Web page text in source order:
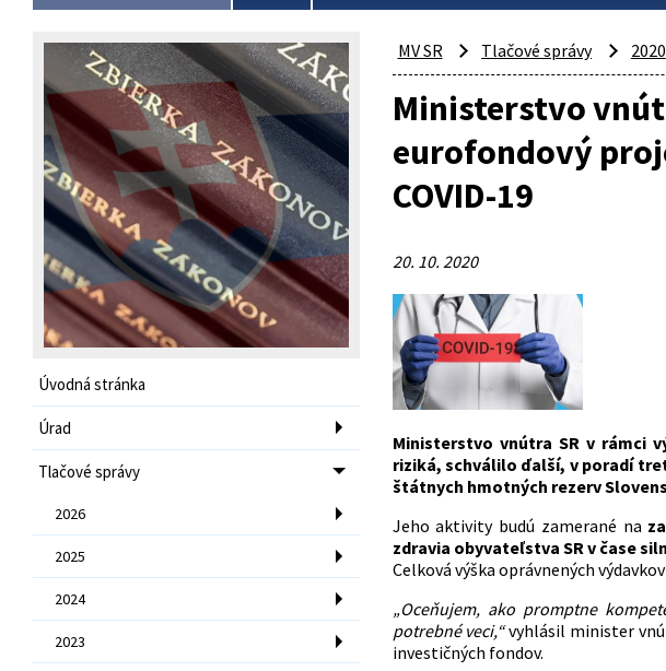
Úvodná stránka
Úrad
Tlačové správy
2026
2025
2024
2023
MV SR Tlačové správy 2020
Ministerstvo
eurofondový
COVID-19
20. 10. 2020
Ministerstvo vnútra SR v rámci
riziká, schválilo ďalší, v poradí
štátnych hmotných rezerv
Jeho aktivity budú zamerané na
zdravia obyvateľstva SR v čase
Celková výška oprávnených
„Oceňujem, ako promptne
potrebné veci,“vyhlásil minister
investičných fondov.